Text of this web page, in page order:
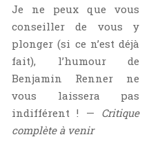
Je ne peux que vous
conseiller de vous y
plonger (si ce n’est déjà
fait), l’humour de
Benjamin Renner ne
vous laissera pas
indifférent ! — Critique
complète à venir